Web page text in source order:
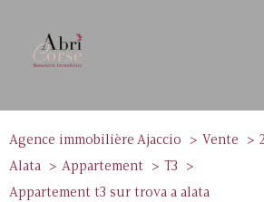
Agence immobilière Ajaccio Vente
Alata
Appartement
T3
Appartement t3 sur trova a alata